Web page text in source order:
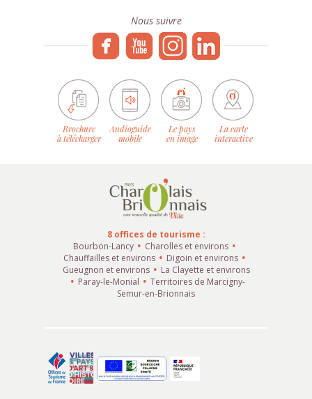
Nous suivre
Brochure
à télécharger
Audioguide
mobile
Le pays
en image
La carte
interactive
8 offices de tourisme :
Bourbon-Lancy
Charolles et environs
Chauffailles et environs
Digoin et environs
Gueugnon et environs
La Clayette et environs
Paray-le-Monial
Territoires de Marcigny-
Semur-en-Brionnais